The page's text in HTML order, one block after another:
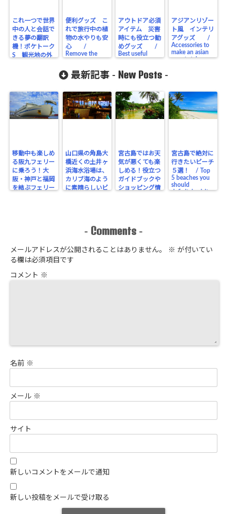
これ一つで世界
中の人と会話で
きる夢の翻訳
機！ポケトーク
S 観光地の外
translator
POCKETALK S,
you can talk to
people from all
business trips
便利グッズ こ
れで旅行中の植
物の水やりも安
心 /
Remove the
plants? If you
アウトドア必須
アイテム 災害
時にも役立つ勧
めグッズ /
Best useful
disaster
アジアンリゾー
ト風 インテリ
アグッズ /
Accessories to
make an asian
resort style
最新記事 - New Posts -
移動中も楽しめ
る阪九フェリー
に乗ろう！大
阪・神戸と福岡
を結ぶフェリー
connects
and Fukuoka
山口県の角島大
橋近くの土井ヶ
浜海水浴場は、
カリブ海のよう
に素晴らしいビ
Yamaguchi is a
beach just like
in Caribbean!
宮古島ではお天
気が悪くても楽
しめる！役立つ
ガイドブックや
ショッピング情
even if the
weather is bad!
guidebooks &
宮古島で絶対に
行きたいビーチ
５選！ / Top
5 beaches you
should
definitely visit
- Comments -
メールアドレスが公開されることはありません。 ※ が付いてい
る欄は必須項目です
コメント ※
名前 ※
メール ※
サイト
新しいコメントをメールで通知
新しい投稿をメールで受け取る